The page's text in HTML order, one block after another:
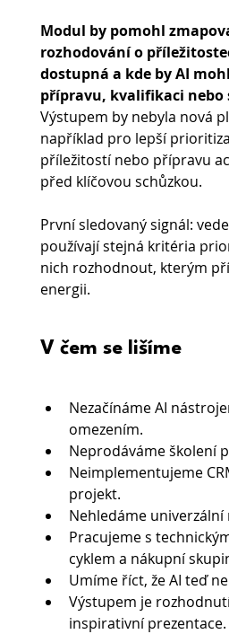
Modul by pomohl
rozhodování o
dostupná a kde by AI
přípravu, kvalifikaci nebo
Výstupem by nebyla nová
například pro lepší
příležitostí nebo přípravu
před klíčovou schůzkou.
První sledovaný signál:
používají stejná kritéria
nich rozhodnout, kterým
energii.
V čem se lišíme
Nezačínáme AI
omezením.
Neprodáváme školení
Neimplementujeme
projekt.
Nehledáme univerzální
Pracujeme s
cyklem a nákupní
Umíme říct, že AI teď
Výstupem je
inspirativní prezentace.